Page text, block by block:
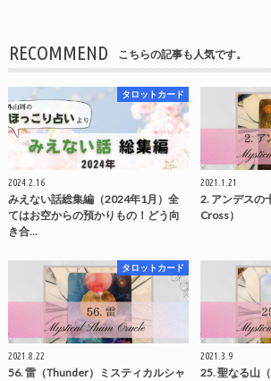
RECOMMEND こちらの記事も人気です。
タロットカード
2024.2.16
みえない話総集編（2024年1月）全
てはお空からの預かりもの！どう向
き合…
2021.1.21
2. アンデスの
Cross）
タロットカード
2021.8.22
56. 雷（Thunder）ミスティカルシャ
2021.3.9
25. 聖なる山